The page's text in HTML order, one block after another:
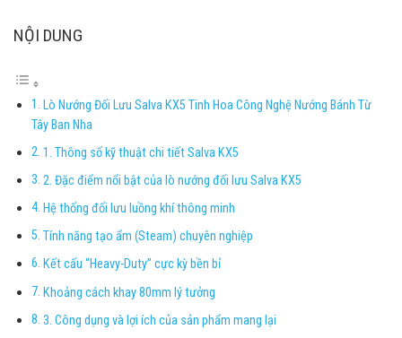
NỘI DUNG
Lò Nướng Đối Lưu Salva KX5 Tinh Hoa Công Nghệ Nướng Bánh Từ
Tây Ban Nha
1. Thông số kỹ thuật chi tiết Salva KX5
2. Đặc điểm nổi bật của lò nướng đối lưu Salva KX5
Hệ thống đối lưu luồng khí thông minh
Tính năng tạo ẩm (Steam) chuyên nghiệp
Kết cấu “Heavy-Duty” cực kỳ bền bỉ
Khoảng cách khay 80mm lý tưởng
3. Công dụng và lợi ích của sản phẩm mang lại